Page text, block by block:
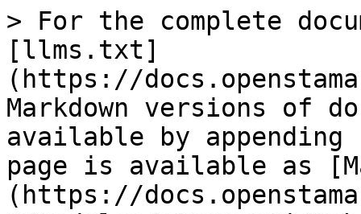
> For the complete
[llms.txt]
(https://
Markdown versions of
available by
page is available as
(https://